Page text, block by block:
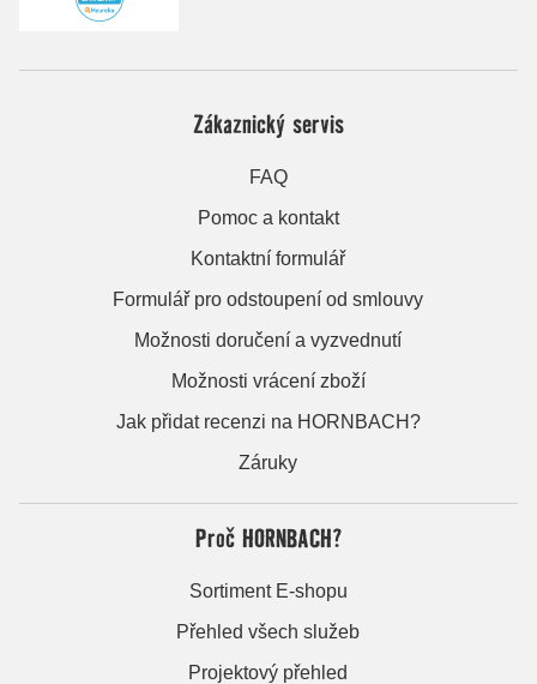
Zákaznický servis
FAQ
Pomoc a kontakt
Kontaktní formulář
Formulář pro odstoupení od smlouvy
Možnosti doručení a vyzvednutí
Možnosti vrácení zboží
Jak přidat recenzi na HORNBACH?
Záruky
Proč HORNBACH?
Sortiment E-shopu
Přehled všech služeb
Projektový přehled